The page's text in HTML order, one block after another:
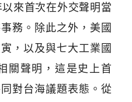
來首次在外交聲明當
務。除此之外，美國
，以及與七大工業國
關聲明，這是史上首
對台海議題表態。從